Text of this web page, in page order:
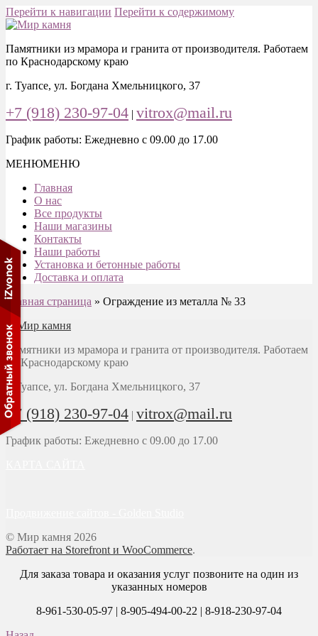
Перейти к навигации Перейти к содержимому
Памятники из мрамора и гранита от производителя. Работаем
по Краснодарскому краю
г. Туапсе, ул. Богдана Хмельницкого, 37
+7 (918) 230-97-04 | vitrox@mail.ru
График работы: Ежедневно с 09.00 до 17.00
МЕНЮМЕНЮ
Главная
О нас
Все продукты
Наши магазины
Контакты
Наши работы
Установка и бетонные работы
Доставка и оплата
Главная страница » Ограждение из металла № 33
Памятники из мрамора и гранита от производителя. Работаем
по Краснодарскому краю
г. Туапсе, ул. Богдана Хмельницкого, 37
+7 (918) 230-97-04 | vitrox@mail.ru
График работы: Ежедневно с 09.00 до 17.00
© Мир камня 2026
Работает на Storefront и WooCommerce.
Для заказа товара и оказания услуг позвоните на один из
указанных номеров
8-961-530-05-97 | 8-905-494-00-22 | 8-918-230-97-04